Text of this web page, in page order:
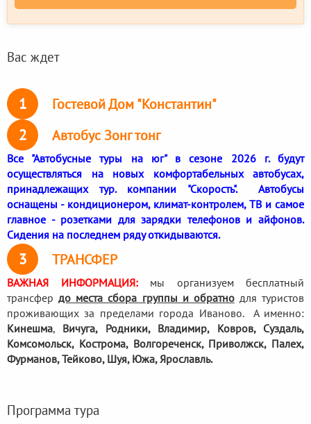
Вас ждет
1 Гостевой Дом "Константин"
2 Автобус Зонг тонг
Все "Автобусные туры на юг" в сезоне 2026 г. будут
осуществляться на новых комфортабельных автобусах,
принадлежащих тур. компании "Скорость". Автобусы
оснащены - кондиционером, климат-контролем, ТВ и самое
главное - розетками для зарядки телефонов и айфонов.
Сидения на последнем ряду откидываются.
3 ТРАНСФЕР
ВАЖНАЯ ИНФОРМАЦИЯ:мы организуем бесплатный
трансфердо места сбора группы и обратнодля туристов
проживающих за пределами города Иваново. А именно:
Кинешма, Вичуга, Родники, Владимир, Ковров, Суздаль,
Комсомольск, Кострома, Волгореченск, Приволжск, Палех,
Фурманов, Тейково, Шуя, Южа, Ярославль.
Программа тура